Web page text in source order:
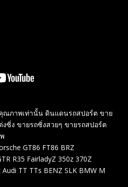
ณภาพเท่านั้น ดินแดนรถสปอร์ต ขาย
ซิ่ง ขายรถซิ่งสวยๆ ขายรถสปอร์ต
GT86 FT86 BRZ
R35 FairladyZ 350z 370Z
TT TTs BENZ SLK BMW M